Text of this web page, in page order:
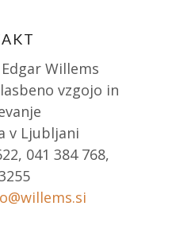
Willems
vzgojo in
v Ljubljani
041 384 768,